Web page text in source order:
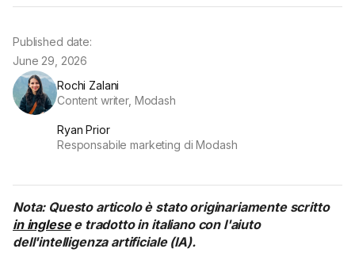
Rochi Zalani
Content writer, Modash
Ryan Prior
Responsabile marketing di Modash
Published date:
June 29, 2026
Nota: Questo articolo è stato originariamente scritto
in inglesee tradotto in italiano con l'aiuto
dell'intelligenza artificiale (IA).